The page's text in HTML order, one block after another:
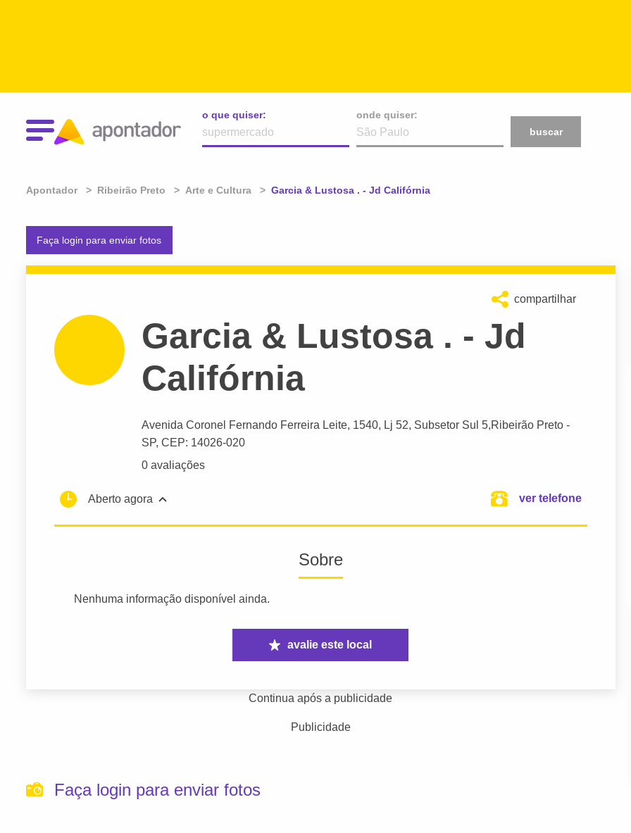
o que quiser:
onde quiser:
buscar
Apontador Ribeirão Preto Arte e Cultura Atual:
Garcia & Lustosa . - Jd Califórnia
Faça login para enviar fotos
compartilhar
Garcia & Lustosa . - Jd
Califórnia
Avenida Coronel Fernando Ferreira Leite, 1540, Lj 52, Subsetor Sul 5,Ribeirão Preto -
SP, CEP: 14026-020
0 avaliações
Aberto agora ver telefone
Sobre
Nenhuma informação disponível ainda.
avalie este local
Continua após a publicidade
Publicidade
Faça login para enviar fotos